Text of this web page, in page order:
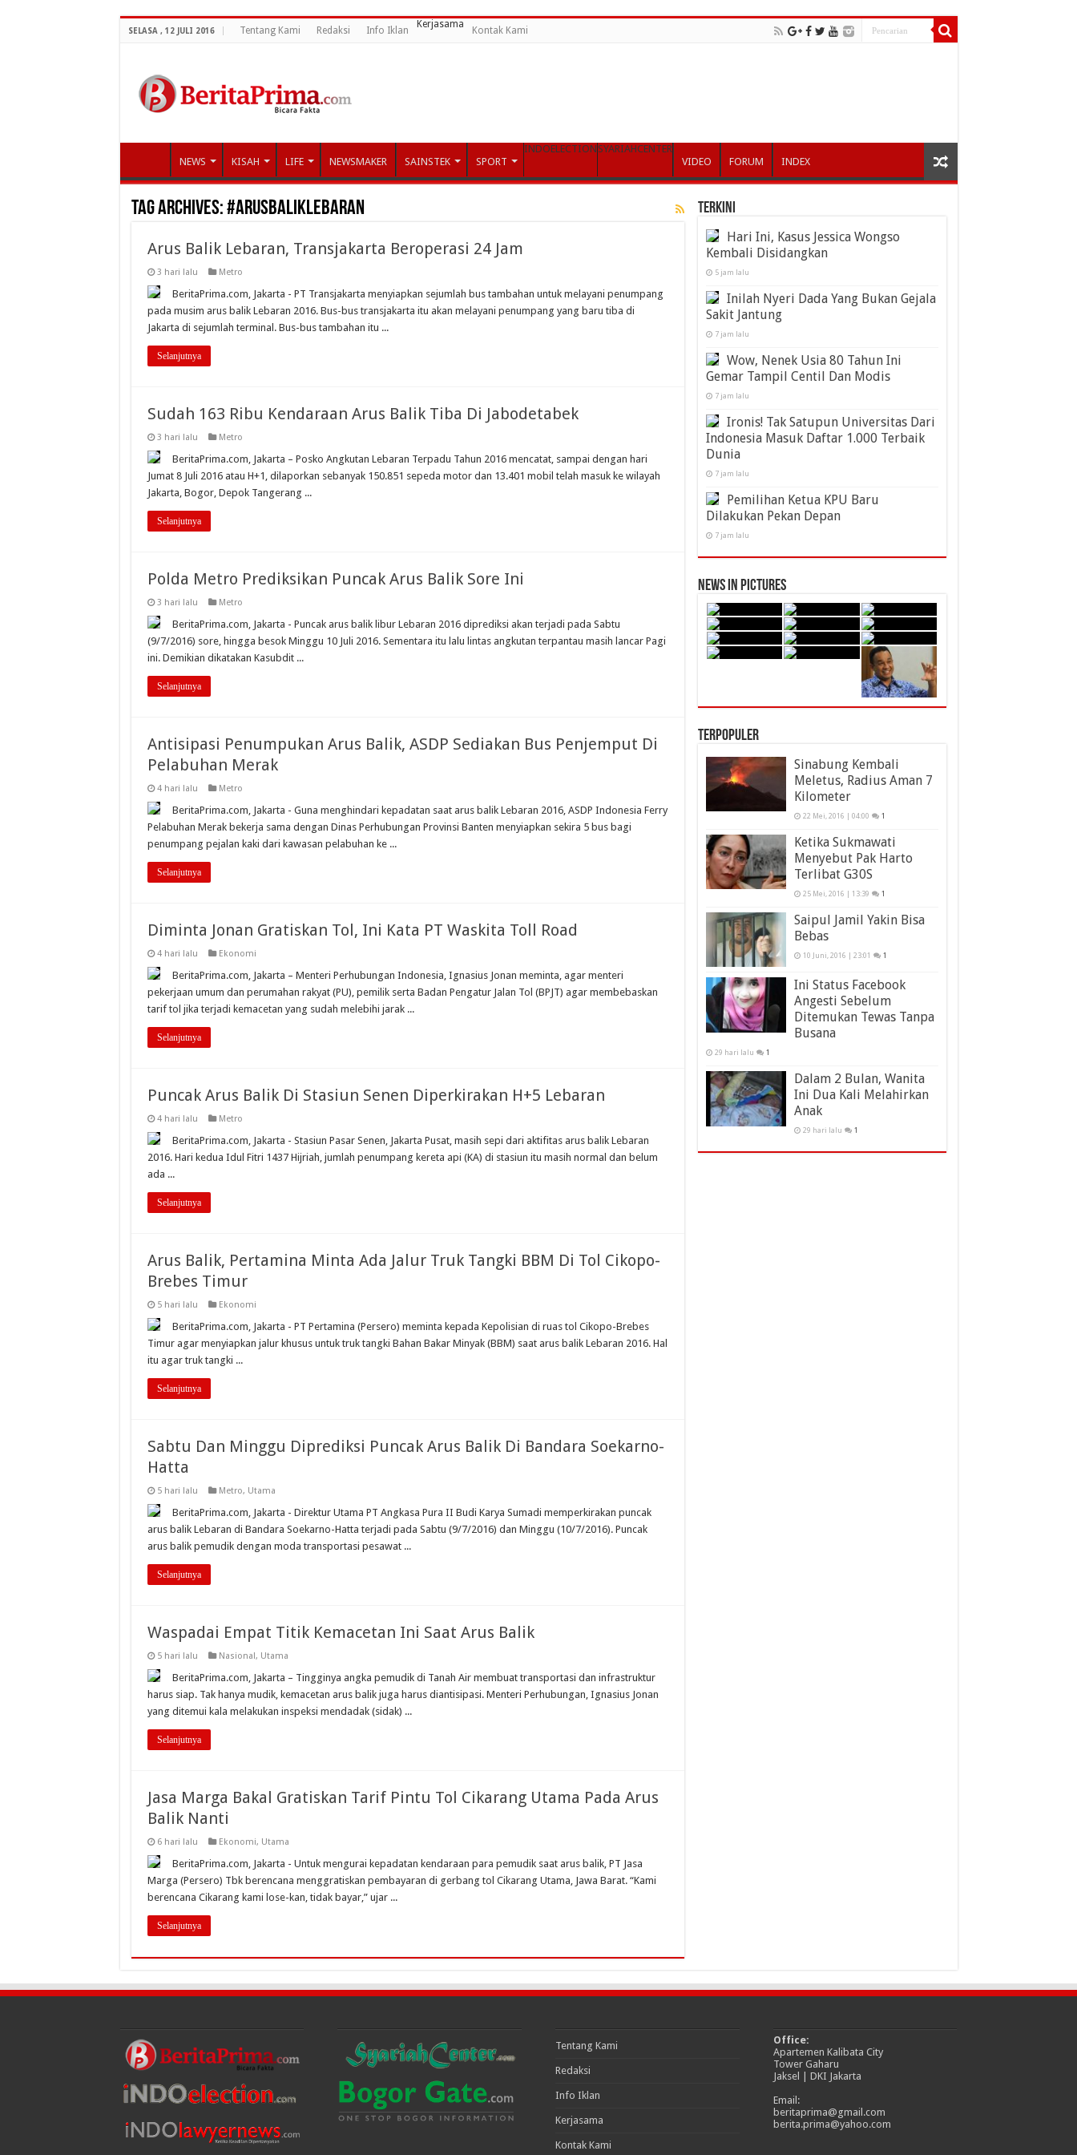
SELASA , 12 JULI 2016 Tentang Kami Redaksi Info Iklan
Kerjasama
Kontak Kami
NEWS KISAH LIFE NEWSMAKER SAINSTEK SPORT
INDOELECTION SYARIAHCENTER
VIDEO
FORUM INDEX
Tag Archives:#ArusBalikLebaran
Arus Balik Lebaran, Transjakarta Beroperasi 24 Jam
3 hari lalu Metro
BeritaPrima.com, Jakarta - PT Transjakarta menyiapkan sejumlah bus tambahan untuk melayani penumpang
pada musim arus balik Lebaran 2016. Bus-bus transjakarta itu akan melayani penumpang yang baru tiba di
Jakarta di sejumlah terminal. Bus-bus tambahan itu ...
Selanjutnya
Sudah 163 Ribu Kendaraan Arus Balik Tiba Di Jabodetabek
3 hari lalu Metro
BeritaPrima.com, Jakarta – Posko Angkutan Lebaran Terpadu Tahun 2016 mencatat, sampai dengan hari
Jumat 8 Juli 2016 atau H+1, dilaporkan sebanyak 150.851 sepeda motor dan 13.401 mobil telah masuk ke wilayah
Jakarta, Bogor, Depok Tangerang ...
Selanjutnya
Polda Metro Prediksikan Puncak Arus Balik Sore Ini
3 hari lalu Metro
BeritaPrima.com, Jakarta - Puncak arus balik libur Lebaran 2016 diprediksi akan terjadi pada Sabtu
(9/7/2016) sore, hingga besok Minggu 10 Juli 2016. Sementara itu lalu lintas angkutan terpantau masih lancar Pagi
ini. Demikian dikatakan Kasubdit ...
Selanjutnya
Antisipasi Penumpukan Arus Balik, ASDP Sediakan Bus Penjemput Di
Pelabuhan Merak
4 hari lalu Metro
BeritaPrima.com, Jakarta - Guna menghindari kepadatan saat arus balik Lebaran 2016, ASDP Indonesia Ferry
Pelabuhan Merak bekerja sama dengan Dinas Perhubungan Provinsi Banten menyiapkan sekira 5 bus bagi
penumpang pejalan kaki dari kawasan pelabuhan ke ...
Selanjutnya
Diminta Jonan Gratiskan Tol, Ini Kata PT Waskita Toll Road
4 hari lalu Ekonomi
BeritaPrima.com, Jakarta – Menteri Perhubungan Indonesia, Ignasius Jonan meminta, agar menteri
pekerjaan umum dan perumahan rakyat (PU), pemilik serta Badan Pengatur Jalan Tol (BPJT) agar membebaskan
tarif tol jika terjadi kemacetan yang sudah melebihi jarak ...
Selanjutnya
Puncak Arus Balik Di Stasiun Senen Diperkirakan H+5 Lebaran
4 hari lalu Metro
BeritaPrima.com, Jakarta - Stasiun Pasar Senen, Jakarta Pusat, masih sepi dari aktifitas arus balik Lebaran
2016. Hari kedua Idul Fitri 1437 Hijriah, jumlah penumpang kereta api (KA) di stasiun itu masih normal dan belum
ada ...
Selanjutnya
Arus Balik, Pertamina Minta Ada Jalur Truk Tangki BBM Di Tol Cikopo-
Brebes Timur
5 hari lalu Ekonomi
BeritaPrima.com, Jakarta - PT Pertamina (Persero) meminta kepada Kepolisian di ruas tol Cikopo-Brebes
Timur agar menyiapkan jalur khusus untuk truk tangki Bahan Bakar Minyak (BBM) saat arus balik Lebaran 2016. Hal
itu agar truk tangki ...
Selanjutnya
Sabtu Dan Minggu Diprediksi Puncak Arus Balik Di Bandara Soekarno-
Hatta
5 hari lalu Metro, Utama
BeritaPrima.com, Jakarta - Direktur Utama PT Angkasa Pura II Budi Karya Sumadi memperkirakan puncak
arus balik Lebaran di Bandara Soekarno-Hatta terjadi pada Sabtu (9/7/2016) dan Minggu (10/7/2016). Puncak
arus balik pemudik dengan moda transportasi pesawat ...
Selanjutnya
Waspadai Empat Titik Kemacetan Ini Saat Arus Balik
5 hari lalu Nasional, Utama
BeritaPrima.com, Jakarta – Tingginya angka pemudik di Tanah Air membuat transportasi dan infrastruktur
harus siap. Tak hanya mudik, kemacetan arus balik juga harus diantisipasi. Menteri Perhubungan, Ignasius Jonan
yang ditemui kala melakukan inspeksi mendadak (sidak) ...
Selanjutnya
Jasa Marga Bakal Gratiskan Tarif Pintu Tol Cikarang Utama Pada Arus
Balik Nanti
6 hari lalu Ekonomi, Utama
BeritaPrima.com, Jakarta - Untuk mengurai kepadatan kendaraan para pemudik saat arus balik, PT Jasa
Marga (Persero) Tbk berencana menggratiskan pembayaran di gerbang tol Cikarang Utama, Jawa Barat. “Kami
berencana Cikarang kami lose-kan, tidak bayar,” ujar ...
Selanjutnya
Terkini
Hari Ini, Kasus Jessica Wongso
Kembali Disidangkan
5 jam lalu
Inilah Nyeri Dada Yang Bukan Gejala
Sakit Jantung
7 jam lalu
Wow, Nenek Usia 80 Tahun Ini
Gemar Tampil Centil Dan Modis
7 jam lalu
Ironis! Tak Satupun Universitas Dari
Indonesia Masuk Daftar 1.000 Terbaik
Dunia
7 jam lalu
Pemilihan Ketua KPU Baru
Dilakukan Pekan Depan
7 jam lalu
News in Pictures
Terpopuler
Sinabung Kembali
Meletus, Radius Aman 7
Kilometer
22 Mei, 2016 | 04:00 1
Ketika Sukmawati
Menyebut Pak Harto
Terlibat G30S
25 Mei, 2016 | 13:39 1
Saipul Jamil Yakin Bisa
Bebas
10 Juni, 2016 | 23:01 1
Ini Status Facebook
Angesti Sebelum
Ditemukan Tewas Tanpa
Busana
29 hari lalu 1
Dalam 2 Bulan, Wanita
Ini Dua Kali Melahirkan
Anak
29 hari lalu 1
Tentang Kami
Redaksi
Info Iklan
Kerjasama
Kontak Kami
Office:
Apartemen Kalibata City
Tower Gaharu
Jaksel | DKI Jakarta
Email:
beritaprima@gmail.com
berita.prima@yahoo.com